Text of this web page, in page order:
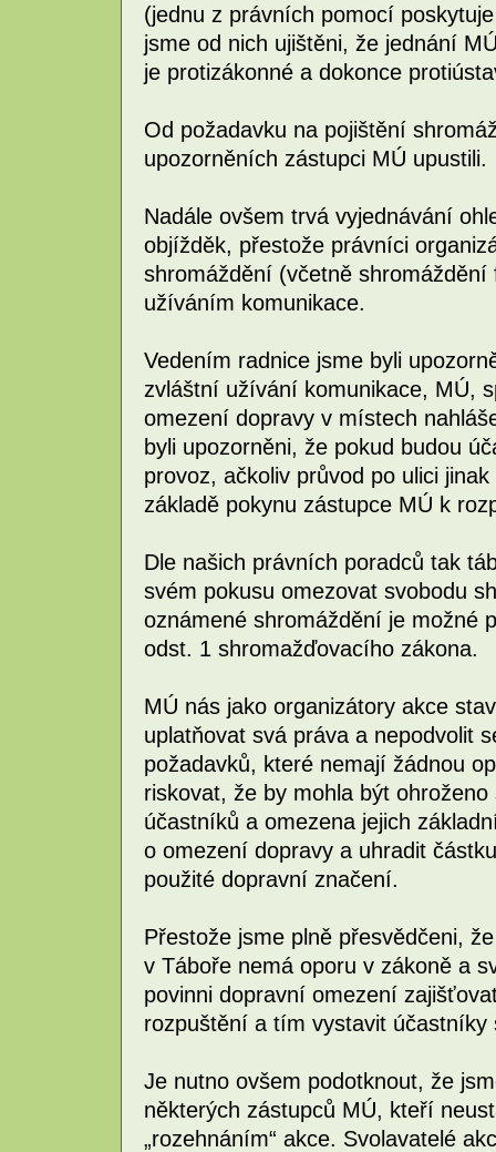
(jednu z právních pomocí
jsme od nich ujištěni, že jednání
je protizákonné a dokonce
Od požadavku na pojištění
upozorněních zástupci MÚ upustili.
Nadále ovšem trvá vyjednávání
objížděk, přestože právníci
shromáždění (včetně
užíváním komunikace.
Vedením radnice jsme byli
zvláštní užívání komunikace, MÚ,
omezení dopravy v místech
byli upozorněni, že pokud budou
provoz, ačkoliv průvod po ulici
základě pokynu zástupce MÚ k
Dle našich právních poradců tak
svém pokusu omezovat svobodu
oznámené shromáždění je možné
odst. 1 shromažďovacího zákona.
MÚ nás jako organizátory akce
uplatňovat svá práva a nepodvolit
požadavků, které nemají žádnou
riskovat, že by mohla být
účastníků a omezena jejich
o omezení dopravy a uhradit
použité dopravní značení.
Přestože jsme plně přesvědčeni,
v Táboře nemá oporu v zákoně a
povinni dopravní omezení
rozpuštění a tím vystavit
Je nutno ovšem podotknout, že
některých zástupců MÚ, kteří
„rozehnáním“ akce. Svolavatelé